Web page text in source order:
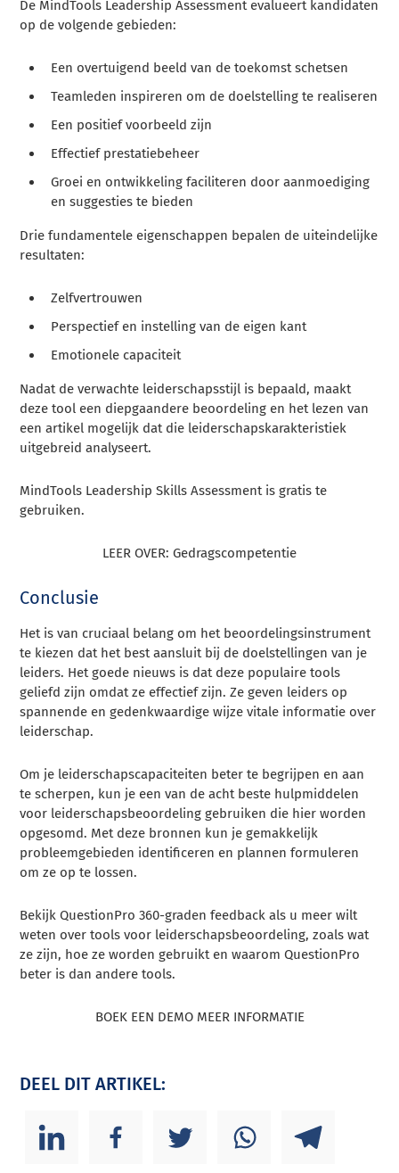
De MindTools Leadership Assessment evalueert kandidaten
op de volgende gebieden:
Een overtuigend beeld van de toekomst schetsen
Teamleden inspireren om de doelstelling te realiseren
Een positief voorbeeld zijn
Effectief prestatiebeheer
Groei en ontwikkeling faciliteren door aanmoediging
en suggesties te bieden
Drie fundamentele eigenschappen bepalen de uiteindelijke
resultaten:
Zelfvertrouwen
Perspectief en instelling van de eigen kant
Emotionele capaciteit
Nadat de verwachte leiderschapsstijl is bepaald, maakt
deze tool een diepgaandere beoordeling en het lezen van
een artikel mogelijk dat die leiderschapskarakteristiek
uitgebreid analyseert.
MindTools Leadership Skills Assessment is gratis te
gebruiken.
LEER OVER: Gedragscompetentie
Conclusie
Het is van cruciaal belang om het beoordelingsinstrument
te kiezen dat het best aansluit bij de doelstellingen van je
leiders. Het goede nieuws is dat deze populaire tools
geliefd zijn omdat ze effectief zijn. Ze geven leiders op
spannende en gedenkwaardige wijze vitale informatie over
leiderschap.
Om je leiderschapscapaciteiten beter te begrijpen en aan
te scherpen, kun je een van de acht beste hulpmiddelen
voor leiderschapsbeoordeling gebruiken die hier worden
opgesomd. Met deze bronnen kun je gemakkelijk
probleemgebieden identificeren en plannen formuleren
om ze op te lossen.
Bekijk QuestionPro 360-graden feedback als u meer wilt
weten over tools voor leiderschapsbeoordeling, zoals wat
ze zijn, hoe ze worden gebruikt en waarom QuestionPro
beter is dan andere tools.
BOEK EEN DEMO MEER INFORMATIE
DEEL DIT ARTIKEL: